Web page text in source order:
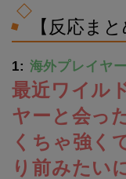
【反応まと
1: 海外プレイヤ
最近ワイル
ヤーと会っ
くちゃ強く
り前みたい